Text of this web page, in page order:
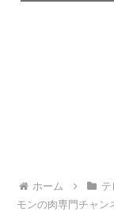
ホーム テ
モンの肉専門チャン